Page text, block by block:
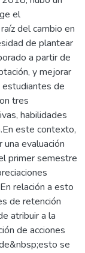
el
del cambio en
de plantear
a partir de
y mejorar
estudiantes de
tres
habilidades
este contexto,
evaluación
primer semestre
relación a esto
de retención
atribuir a la
de acciones
se